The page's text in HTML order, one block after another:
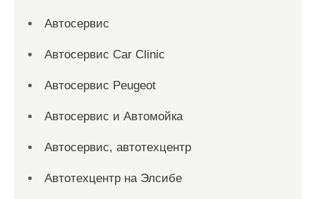
Автосервис
Автосервис Car Clinic
Автосервис Peugeot
Автосервис и Автомойка
Автосервис, автотехцентр
Автотехцентр на Элсибе